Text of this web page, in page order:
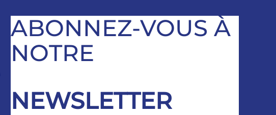
ABONNEZ-VOUS À
NOTRE
NEWSLETTER